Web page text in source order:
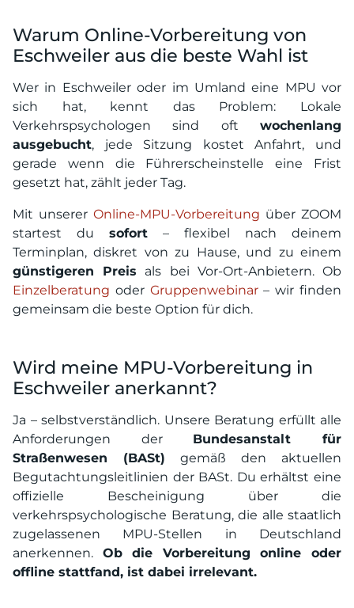
Warum Online-Vorbereitung von
Eschweiler aus die beste Wahl ist
Wer in Eschweiler oder im Umland eine MPU vor
sich hat, kennt das Problem: Lokale
Verkehrspsychologen sind oft wochenlang
ausgebucht, jede Sitzung kostet Anfahrt, und
gerade wenn die Führerscheinstelle eine Frist
gesetzt hat, zählt jeder Tag.
Mit unserer Online-MPU-Vorbereitung über ZOOM
startest du sofort – flexibel nach deinem
Terminplan, diskret von zu Hause, und zu einem
günstigeren Preis als bei Vor-Ort-Anbietern. Ob
Einzelberatung oder Gruppenwebinar– wir finden
gemeinsam die beste Option für dich.
Wird meine MPU-Vorbereitung in
Eschweiler anerkannt?
Ja – selbstverständlich. Unsere Beratung erfüllt alle
Anforderungen der Bundesanstalt für
Straßenwesen (BASt) gemäß den aktuellen
Begutachtungsleitlinien der BASt. Du erhältst eine
offizielle Bescheinigung über die
verkehrspsychologische Beratung, die alle staatlich
zugelassenen MPU-Stellen in Deutschland
anerkennen. Ob die Vorbereitung online oder
offline stattfand, ist dabei irrelevant.